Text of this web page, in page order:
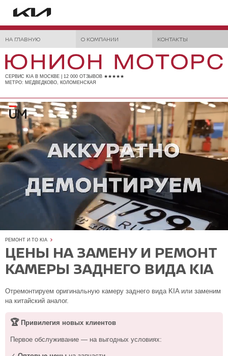
НА ГЛАВНУЮ О КОМПАНИИ КОНТАКТЫ
СЕРВИС KIA В МОСКВЕ | 12 000 ОТЗЫВОВ ★★★★★
МЕТРО: МЕДВЕДКОВО, КОЛОМЕНСКАЯ
РЕМОНТ И ТО KIA
ЦЕНЫ НА ЗАМЕНУ И РЕМОНТ
КАМЕРЫ ЗАДНЕГО ВИДА KIA
Отремонтируем оригинальную камеру заднего вида KIA или заменим
на китайский аналог.
🏆Привилегия новых клиентов
Первое обслуживание — на выгодных условиях: